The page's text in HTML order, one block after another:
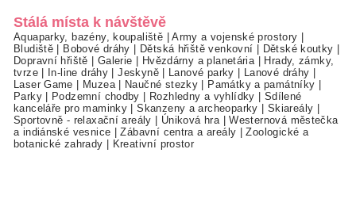
Stálá místa k návštěvě
Aquaparky, bazény, koupaliště |Army a vojenské prostory
Bludiště
Bobové dráhy Dětská hřiště venkovní Dětské koutky
Dopravní hřiště
Galerie Hvězdárny a planetária|
Hrady, zámky,
tvrze| In-line dráhy |Jeskyně| Lanové parky Lanové dráhy
Laser Game
Muzea| Naučné stezky Památky a památníky
Parky| Podzemní chodby Rozhledny a vyhlídky
Sdílené
kanceláře pro maminky |Skanzeny a archeoparky Skiareály
Sportovně - relaxační areály
Úniková hra|Westernová městečka
a indiánské vesnice |Zábavní centra a areály |Zoologické a
botanické zahrady
Kreativní prostor